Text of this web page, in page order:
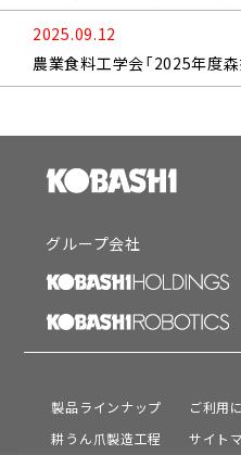
2025.09.12
農業食料工学会「2025年度
グループ会社
製品ラインナップ
耕うん爪製造工程
ご利用
サイト